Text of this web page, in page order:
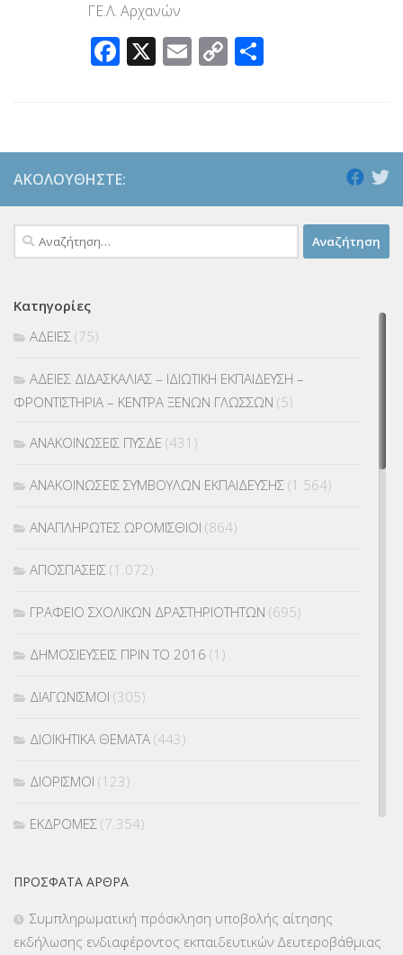
ΓΕ.Λ. Αρχανών
Facebook
X Email
Copy
ΑΚΟΛΟΥΘΉΣΤΕ:
Αναζήτηση
για:
Κατηγορίες
ΑΔΕΙΕΣ (75)
ΑΔΕΙΕΣ ΔΙΔΑΣΚΑΛΙΑΣ – ΙΔΙΩΤΙΚΗ ΕΚΠΑΙΔΕΥΣΗ –
ΦΡΟΝΤΙΣΤΗΡΙΑ – ΚΕΝΤΡΑ ΞΕΝΩΝ ΓΛΩΣΣΩΝ (5)
ΑΝΑΚΟΙΝΩΣΕΙΣ ΠΥΣΔΕ (431)
ΑΝΑΚΟΙΝΩΣΕΙΣ ΣΥΜΒΟΥΛΩΝ ΕΚΠΑΙΔΕΥΣΗΣ (1.564)
ΑΝΑΠΛΗΡΩΤΕΣ ΩΡΟΜΙΣΘΙΟΙ (864)
ΑΠΟΣΠΑΣΕΙΣ (1.072)
ΓΡΑΦΕΙΟ ΣΧΟΛΙΚΩΝ ΔΡΑΣΤΗΡΙΟΤΗΤΩΝ (695)
ΔΗΜΟΣΙΕΥΣΕΙΣ ΠΡΙΝ ΤΟ 2016 (1)
ΔΙΑΓΩΝΙΣΜΟΙ (305)
ΔΙΟΙΚΗΤΙΚΑ ΘΕΜΑΤΑ (443)
ΔΙΟΡΙΣΜΟΙ (123)
ΕΚΔΡΟΜΕΣ (7.354)
ΕΠΙΜΟΡΦΩΣΗ Τ.Π.Ε.(10)
ΠΡΌΣΦΑΤΑ ΆΡΘΡΑ
Συμπληρωματική πρόσκληση υποβολής αίτησης
εκδήλωσης ενδιαφέροντος εκπαιδευτικών Δευτεροβάθμιας